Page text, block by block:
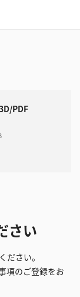
PDF
さい
さい。
項のご登録をお